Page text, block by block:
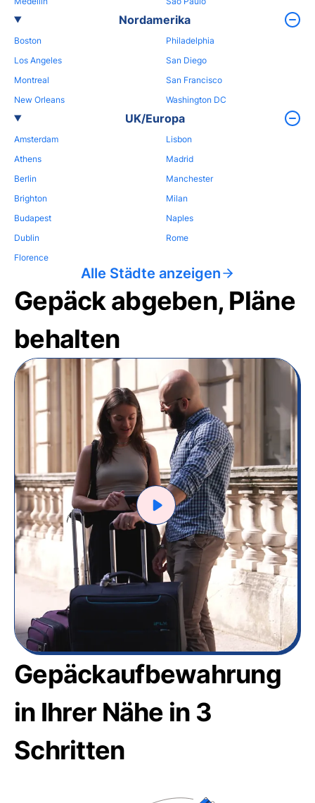
Nordamerika
Boston
Los Angeles
Montreal
New Orleans
Philadelphia
San Diego
San Francisco
Washington DC
UK/Europa
Amsterdam
Athens
Berlin
Brighton
Budapest
Dublin
Florence
Lisbon
Madrid
Manchester
Milan
Naples
Rome
Alle Städte anzeigen
Gepäck abgeben, Pläne
behalten
Gepäckaufbewahrung
in Ihrer Nähe in 3
Schritten